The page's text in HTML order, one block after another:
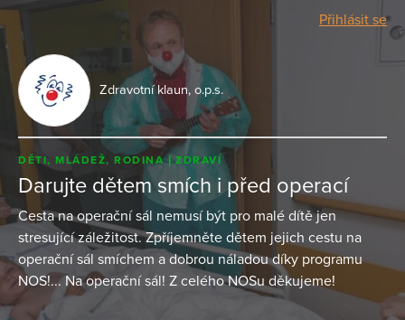
Přihlásit se
Zdravotní klaun, o.p.s.
DĚTI, MLÁDEŽ, RODINA ZDRAVÍ
Darujte dětem smích i před operací
Cesta na operační sál nemusí být pro malé dítě jen
stresující záležitost. Zpříjemněte dětem jejich cestu na
operační sál smíchem a dobrou náladou díky programu
NOS!... Na operační sál! Z celého NOSu děkujeme!